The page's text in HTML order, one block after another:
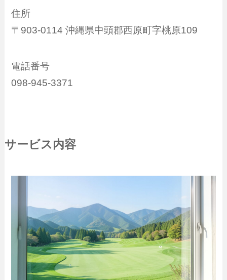
住所
〒903-0114 沖縄県中頭郡西原町字桃原109
電話番号
098-945-3371
サービス内容